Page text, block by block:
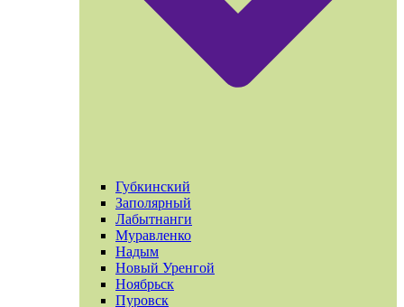
Губкинский
Заполярный
Лабытнанги
Муравленко
Надым
Новый Уренгой
Ноябрьск
Пуровск